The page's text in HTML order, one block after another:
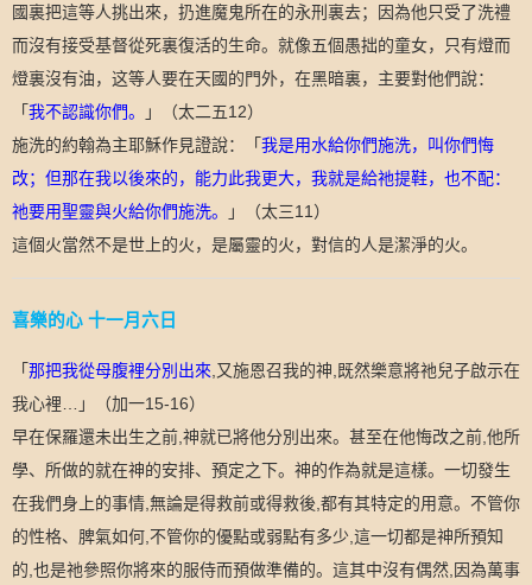
國裏把這等人挑出來，扔進魔鬼所在的永刑裏去；因為他只受了洗禮
而沒有接受基督從死裏復活的生命。就像五個愚拙的童女，只有燈而
燈裏沒有油，这等人要在天國的門外，在黑暗裏，主要對他們說：
「我不認識你們。 」 （太二五12）
施洗的約翰為主耶穌作見證說：「我是用水給你們施洗，叫你們悔
改；但那在我以後來的，能力此我更大，我就是給祂提鞋，也不配：
祂要用聖靈與火給你們施洗。
」 （太三11 ）
這個火當然不是世上的火，是屬靈的火，對信的人是潔淨的火。
喜樂的心 十一月六日
「那把我從母腹裡分別出來 又施恩召我的神 既然樂意將祂兒子啟示在
我心裡
」（加一15-16）
早在保羅還未出生之前 神就已將他分別出來。甚至在他悔改之前 他所
學、所做的就在神的安排、預定之下。神的作為就是這樣。一切發生
在我們身上的事情 無論是得救前或得救後 都有其特定的用意。不管你
的性格、脾氣如何 不管你的優點或弱點有多少 這一切都是神所預知
的 也是祂參照你將來的服侍而預做準備的。這其中沒有偶然 因為萬事